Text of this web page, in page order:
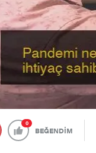
0
BEĞENDİM